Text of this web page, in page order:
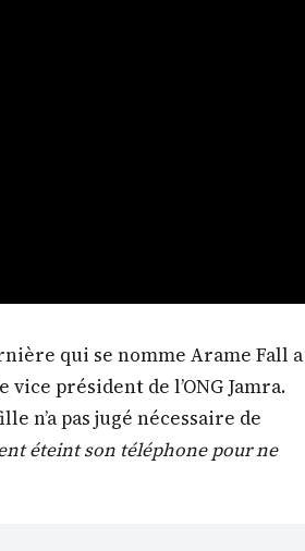
qui se nomme Arame Fall a
président de l’ONG Jamra.
n’a pas jugé nécessaire de
éteint son téléphone pour ne